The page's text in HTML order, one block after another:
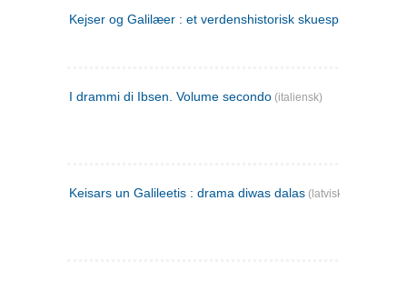
Kejser og Galilæer : et verdenshistorisk skuespil
I drammi di Ibsen. Volume secondo (italiensk)
Keisars un Galileetis : drama diwas dalas (latvisk)